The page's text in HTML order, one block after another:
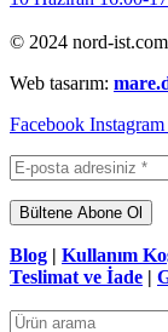
© 2024 nord-ist.com
Web tasarım:
Facebook Instagram
Blog | Kullanım
Teslimat ve İade |